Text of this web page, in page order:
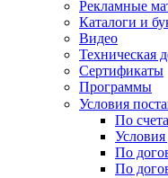
Рекламные
Каталоги и
Видео
Техническая
Сертификаты
Программы
Условия
По
Условия
По
По